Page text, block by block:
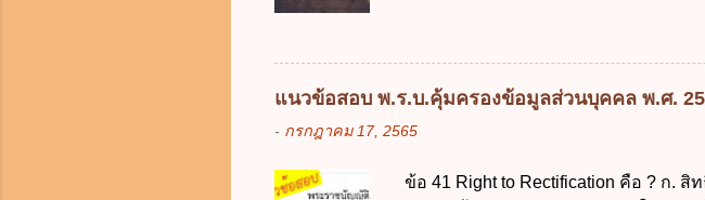
ต้องลาภายใน 90 วัน นับแต่วันที่คลอดบุ
ทำการ ข้อ 13 สิทธิลากิจส่วนตัวเพื่อเลี้ย
วัน ข. ลาต่อเนื่องจากการคลอดบุตรได้ไ
ง. ลาต่อเนื่องจากการคลอดบุตรได้ไม่เ
นายกรัฐมนตรี ว่าด้วยการลาของข้ารา
พักผ่อนในปีปัจจุบันได้กี่วัน ก. ไม่เกิน 20
แนวข้อสอบ พ.ร.บ.คุ้มครองข้อมูลส่วนบุคคล พ.ศ.
- กรกฎาคม 17, 2565
ข้อ 41 Right to Rectification คือ ? ก.